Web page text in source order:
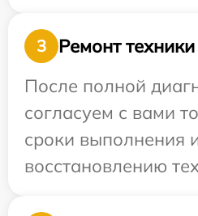
3
Ремонт техники
После полной
согласуем с вами
сроки выполнения
восстановлению